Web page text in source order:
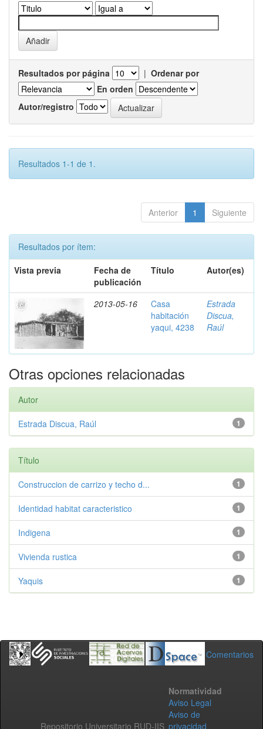
Resultados por página | Ordenar por
En orden
Autor/registro
Resultados 1-1 de 1.
Anterior 1 Siguiente
Resultados por ítem:
Vista previa
Fecha de
publicación
Título Autor(es)
2013-05-16
Casa
habitación
yaqui, 4238
Estrada
Discua,
Raúl
Otras opciones relacionadas
Autor
1
Estrada Discua, Raúl
Título
1
Construccion de carrizo y techo d...
1
Identidad habitat caracteristico
1
Indigena
1
Vivienda rustica
1
Yaquis
Comentarios
Repositorio Universitario RUD-IIS
Normatividad
Aviso Legal
Aviso de
privacidad